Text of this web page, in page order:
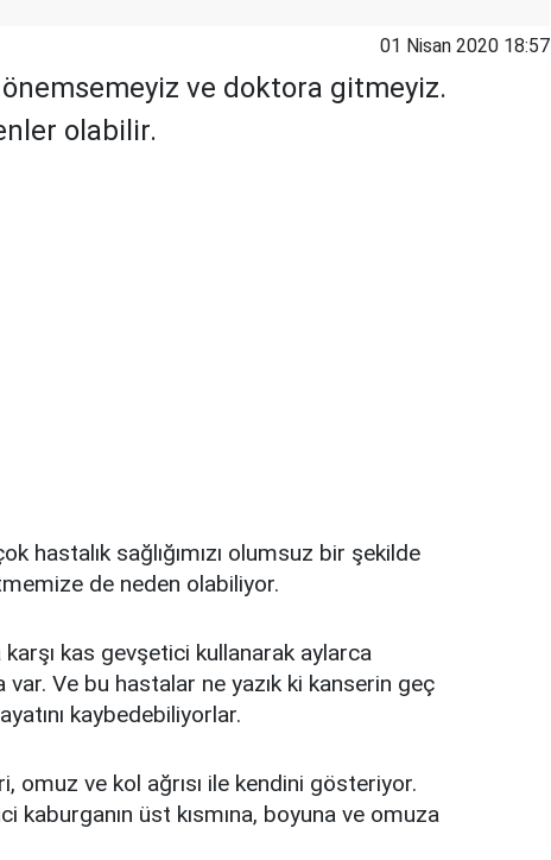
01 Nisan 2020 18:57
önemsemeyiz ve doktora gitmeyiz.
olabilir.
hastalık sağlığımızı olumsuz bir şekilde
de neden olabiliyor.
kas gevşetici kullanarak aylarca
Ve bu hastalar ne yazık ki kanserin geç
kaybedebiliyorlar.
omuz ve kol ağrısı ile kendini gösteriyor.
kaburganın üst kısmına, boyuna ve omuza